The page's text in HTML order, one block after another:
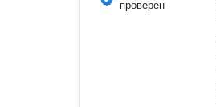
проверен